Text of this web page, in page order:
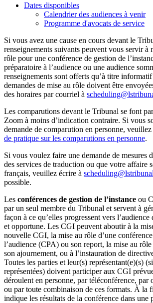
Dates disponibles
Calendrier des audiences à venir
Programme d'avocats de service
Si vous avez une cause en cours devant le
renseignements suivants peuvent vous servir à
rôle pour une conférence de gestion de
préparatoire à l’audience ou une audience
renseignements sont offerts qu’à titre
demandes de mise au rôle doivent être
des horaires par courriel à scheduling@ls
Les comparutions devant le Tribunal se font
Zoom à moins d’indication contraire. Si vous
demande de comparution en personne,
de pratique sur les comparutions en personne.
Si vous voulez faire une demande de mesures
des services de traduction ou que votre affaire
français, veuillez écrire à
possible.
Les conférences de gestion de l’instance ou
par un seul membre du Tribunal et servent à
façon à ce qu’elles progressent vers
et opportune. Les CGI peuvent aboutir à la
nouvelle CGI, la mise au rôle d’une
l’audience (CPA) ou son report, la mise au rôle
son ajournement, ou à l’instauration de
Toutes les parties et leur(s) représentant(e)(s)
représentées) doivent participer aux CGI
déroulent en personne, par téléconférence, par
ou par toute combinaison de ces formats. À la
indique les résultats de la conférence dans une